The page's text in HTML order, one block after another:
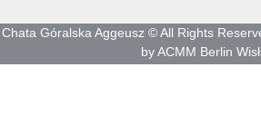
Chata Góralska Aggeusz © All Rights
by ACMM Berlin